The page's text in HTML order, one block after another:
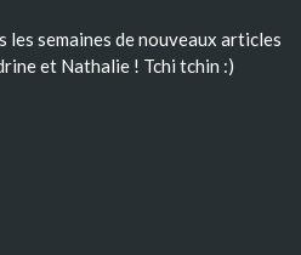
semaines de nouveaux articles
et Nathalie ! Tchi tchin :)